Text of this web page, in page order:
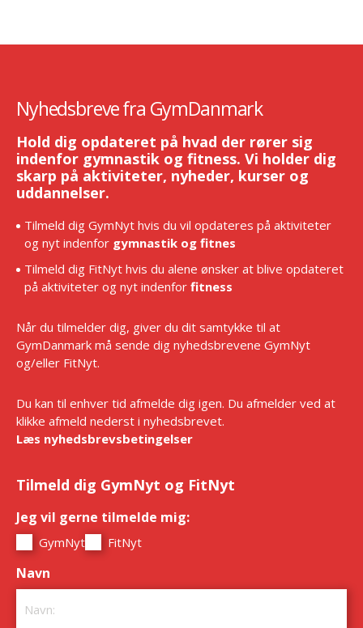
Nyhedsbreve fra GymDanmark
Hold dig opdateret på hvad der rører sig
indenfor gymnastik og fitness. Vi holder dig
skarp på aktiviteter, nyheder, kurser og
uddannelser.
Tilmeld dig GymNyt hvis du vil opdateres på aktiviteter
og nyt indenfor gymnastik og fitnes
Tilmeld dig FitNyt hvis du alene ønsker at blive opdateret
på aktiviteter og nyt indenfor fitness
Når du tilmelder dig, giver du dit samtykke til at
GymDanmark må sende dig nyhedsbrevene GymNyt
og/eller FitNyt.
Du kan til enhver tid afmelde dig igen. Du afmelder ved at
klikke afmeld nederst i nyhedsbrevet.
Læs nyhedsbrevsbetingelser
Tilmeld dig GymNyt og FitNyt
Jeg vil gerne tilmelde mig:
GymNyt FitNyt
Navn